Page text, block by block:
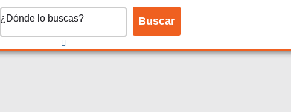
¿Dónde lo buscas? Buscar